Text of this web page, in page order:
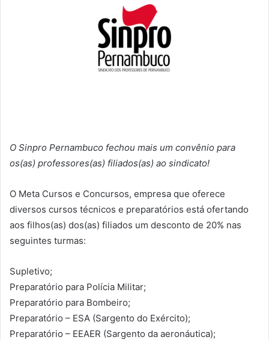
O Sinpro Pernambuco fechou mais um convênio para
os(as) professores(as) filiados(as) ao sindicato!
O Meta Cursos e Concursos, empresa que oferece
diversos cursos técnicos e preparatórios está ofertando
aos filhos(as) dos(as) filiados um desconto de 20% nas
seguintes turmas:
Supletivo;
Preparatório para Polícia Militar;
Preparatório para Bombeiro;
Preparatório – ESA (Sargento do Exército);
Preparatório – EEAER (Sargento da aeronáutica);